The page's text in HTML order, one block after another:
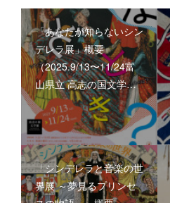
「あなたが知らないシン
デレラ展」概要
（2025.9/13〜11/24富
山県立 高志の国文学…
「シンデレラと音楽の世
界展 ～夢見るプリンセ